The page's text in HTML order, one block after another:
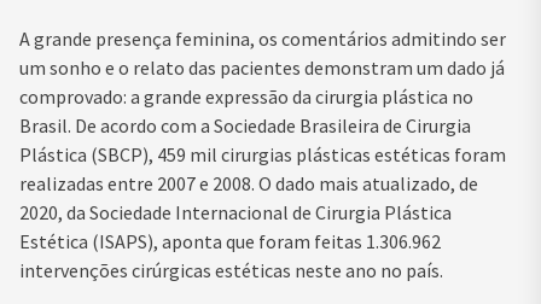
A grande presença feminina, os comentários admitindo ser
um sonho e o relato das pacientes demonstram um dado já
comprovado: a grande expressão da cirurgia plástica no
Brasil. De acordo com a Sociedade Brasileira de Cirurgia
Plástica (SBCP), 459 mil cirurgias plásticas estéticas foram
realizadas entre 2007 e 2008. O dado mais atualizado, de
2020, da Sociedade Internacional de Cirurgia Plástica
Estética (ISAPS), aponta que foram feitas 1.306.962
intervenções cirúrgicas estéticas neste ano no país.